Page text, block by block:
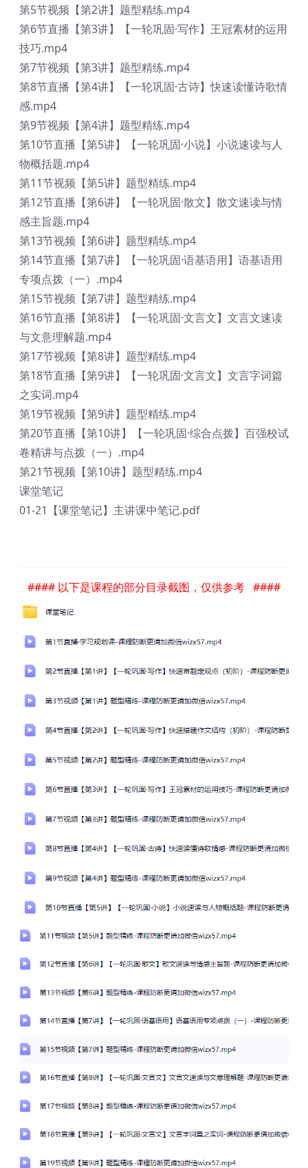
第5节视频【第2讲】题型精练.mp4
第6节直播【第3讲】【一轮巩固·写作】王冠素材的运用
技巧.mp4
第7节视频【第3讲】题型精练.mp4
第8节直播【第4讲】【一轮巩固·古诗】快速读懂诗歌情
感.mp4
第9节视频【第4讲】题型精练.mp4
第10节直播【第5讲】【一轮巩固·小说】小说速读与人
物概括题.mp4
第11节视频【第5讲】题型精练.mp4
第12节直播【第6讲】【一轮巩固·散文】散文速读与情
感主旨题.mp4
第13节视频【第6讲】题型精练.mp4
第14节直播【第7讲】【一轮巩固·语基语用】语基语用
专项点拨（一）.mp4
第15节视频【第7讲】题型精练.mp4
第16节直播【第8讲】【一轮巩固·文言文】文言文速读
与文意理解题.mp4
第17节视频【第8讲】题型精练.mp4
第18节直播【第9讲】【一轮巩固·文言文】文言字词篇
之实词.mp4
第19节视频【第9讲】题型精练.mp4
第20节直播【第10讲】【一轮巩固·综合点拨】百强校试
卷精讲与点拨（一）.mp4
第21节视频【第10讲】题型精练.mp4
课堂笔记
01-21【课堂笔记】主讲课中笔记.pdf
#### 以下是课程的部分目录截图，仅供参考 ####